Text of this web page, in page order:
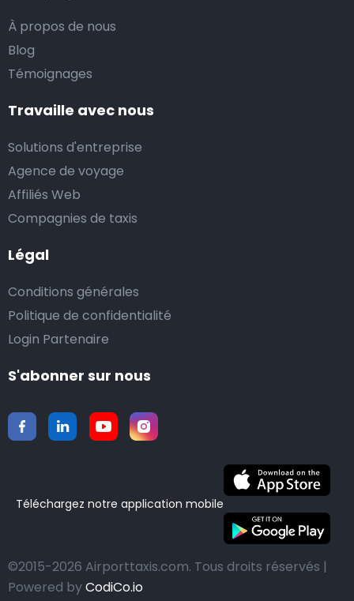
À propos de nous
Blog
Témoignages
Travaille avec nous
Solutions d'entreprise
Agence de voyage
Affiliés Web
Compagnies de taxis
Légal
Conditions générales
Politique de confidentialité
Login Partenaire
S'abonner sur nous
Téléchargez notre application mobile
©2015-2026 Airporttaxis.com. Tous droits réservés |
Powered byCodiCo.io